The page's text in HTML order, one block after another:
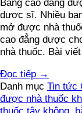
Bằng cao đẳng
dược sĩ. Nhiều
mở được nhà
cao đẳng dược
nhà thuốc. Bài
Đọc tiếp →
Danh mục Tin tức
được nhà thuốc